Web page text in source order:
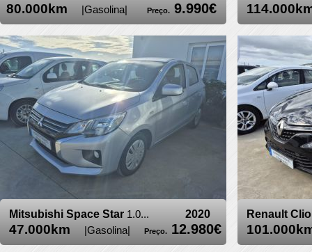
Renault
Mitsubishi Space Star 1.0... 2020
47.000km |Gasolina| Preço. 12.980€
80.000km |Gasolina| Preço. 9.990€